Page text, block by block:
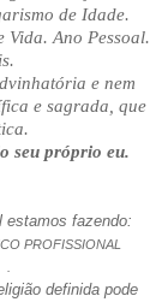
de Idade.
Vida. Ano Pessoal.
e nem
e sagrada, que
seu próprio eu.
estamos fazendo:
definida pode